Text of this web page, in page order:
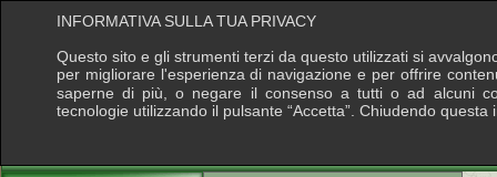
INFORMATIVA SULLA TUA PRIVACY
Questo sito e gli strumenti terzi da questo utilizzati si
per migliorare l'esperienza di navigazione e per offrire
saperne di più, o negare il consenso a tutti o ad alcuni
tecnologie utilizzando il pulsante “Accetta”. Chiudendo